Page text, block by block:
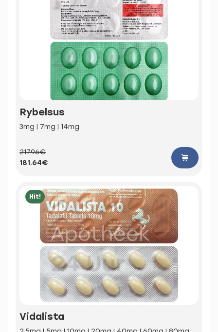
Rybelsus
3mg | 7mg | 14mg
217.96€
181.64€
Hit!
Vidalista